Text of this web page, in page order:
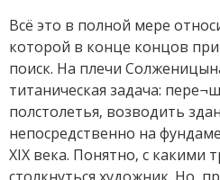
Всё это в полной мере
которой в конце концов
поиск. На плечи
титаническая задача:
полстолетья, возводить
непосредственно на
XIX века. Понятно, с какими